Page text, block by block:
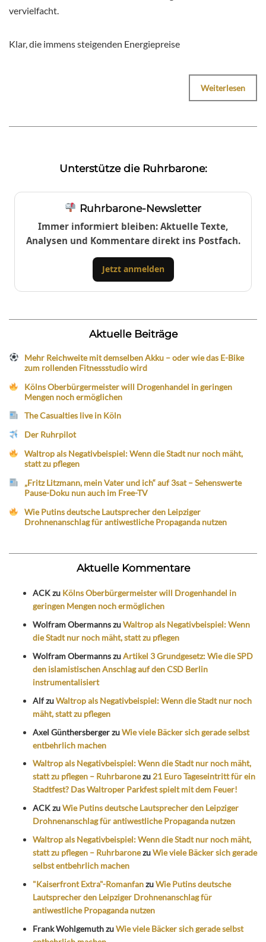
vervielfacht.
Klar, die immens steigenden Energiepreise
Weiterlesen
Unterstütze die Ruhrbarone:
Ruhrbarone-Newsletter
Immer informiert bleiben: Aktuelle Texte,
Analysen und Kommentare direkt ins Postfach.
Jetzt anmelden
Aktuelle Beiträge
Mehr Reichweite mit demselben Akku – oder wie das E-Bike
zum rollenden Fitnessstudio wird
Kölns Oberbürgermeister will Drogenhandel in geringen
Mengen noch ermöglichen
The Casualties live in Köln
Der Ruhrpilot
Waltrop als Negativbeispiel: Wenn die Stadt nur noch mäht,
statt zu pflegen
„Fritz Litzmann, mein Vater und ich“ auf 3sat – Sehenswerte
Pause-Doku nun auch im Free-TV
Wie Putins deutsche Lautsprecher den Leipziger
Drohnenanschlag für antiwestliche Propaganda nutzen
Aktuelle Kommentare
ACKzu Kölns Oberbürgermeister will Drogenhandel in
geringen Mengen noch ermöglichen
Wolfram ObermannszuWaltrop als Negativbeispiel: Wenn
die Stadt nur noch mäht, statt zu pflegen
Wolfram ObermannszuArtikel 3 Grundgesetz: Wie die SPD
den islamistischen Anschlag auf den CSD Berlin
instrumentalisiert
AlfzuWaltrop als Negativbeispiel: Wenn die Stadt nur noch
mäht, statt zu pflegen
Axel GünthersbergerzuWie viele Bäcker sich gerade selbst
entbehrlich machen
Waltrop als Negativbeispiel: Wenn die Stadt nur noch mäht,
statt zu pflegen – Ruhrbaronezu21 Euro Tageseintritt für ein
Stadtfest? Das Waltroper Parkfest spielt mit dem Feuer!
ACKzuWie Putins deutsche Lautsprecher den Leipziger
Drohnenanschlag für antiwestliche Propaganda nutzen
Waltrop als Negativbeispiel: Wenn die Stadt nur noch mäht,
statt zu pflegen – RuhrbaronezuWie viele Bäcker sich gerade
selbst entbehrlich machen
"Kaiserfront Extra"-RomanfanzuWie Putins deutsche
Lautsprecher den Leipziger Drohnenanschlag für
antiwestliche Propaganda nutzen
Frank WohlgemuthzuWie viele Bäcker sich gerade selbst